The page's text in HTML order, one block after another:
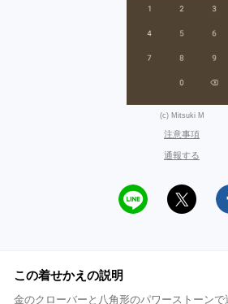
(c) Mitsuki M
注意事項
通報する
この着せかえの説明
金のクローバーと八角形のパワーストーン